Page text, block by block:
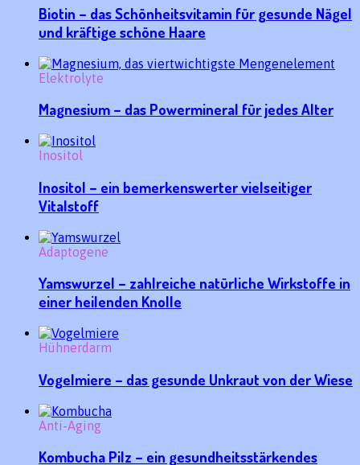
Biotin – das Schönheitsvitamin für gesunde Nägel
und kräftige schöne Haare
Elektrolyte
Magnesium – das Powermineral für jedes Alter
Inositol
Inositol – ein bemerkenswerter vielseitiger
Vitalstoff
Adaptogene
Yamswurzel – zahlreiche natürliche Wirkstoffe in
einer heilenden Knolle
Hühnerdarm
Vogelmiere – das gesunde Unkraut von der Wiese
Anti-Aging
Kombucha Pilz – ein gesundheitsstärkendes